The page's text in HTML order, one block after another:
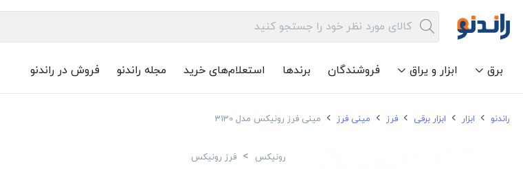
برق ابزار و یراق فروشندگان برندها استعلام‌های خرید مجله راندنو فروش در راندنو
راندنو ابزار ابزار برقی فرز مینی فرز مینی فرز رونیکس مدل 3130
رونیکس > فرز رونیکس